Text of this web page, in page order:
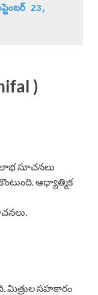
23,
)
లాభ సూచనలు
ఆధ్యాత్మిక
మిత్రుల సహకారం